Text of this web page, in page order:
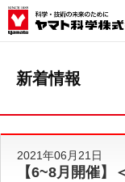
新着情報
2021年06月21日
【6~8月開催】